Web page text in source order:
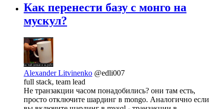
Как перенести базу с монго на
мускул?
Alexander Litvinenko @edli007
full stack, team lead
Не транзакции часом понадобились? они там есть,
просто отключите шардинг в mongo. Аналогично если